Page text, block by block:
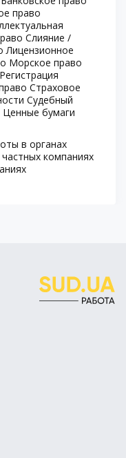
право
Слияние /
Лицензионное
Морское право
Регистрация
Страховое
Судебный
Ценные бумаги
в органах
компаниях